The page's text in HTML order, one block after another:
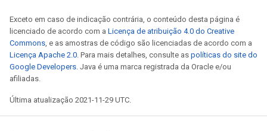
Exceto em caso de indicação contrária, o conteúdo desta página é
licenciado de acordo com a Licença de atribuição 4.0 do Creative
Commons, e as amostras de código são licenciadas de acordo com a
Licença Apache 2.0. Para mais detalhes, consulte as políticas do site do
Google Developers. Java é uma marca registrada da Oracle e/ou
afiliadas.
Última atualização 2021-11-29 UTC.